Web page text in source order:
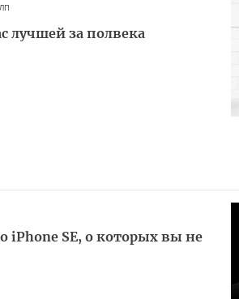
лучшей за полвека
iPhone SE, о которых вы не